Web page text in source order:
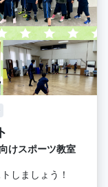
けスポーツ教室
しましょう！